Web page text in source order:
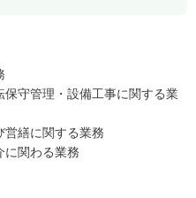
守管理・設備工事に関する業
営繕に関する業務
に関わる業務